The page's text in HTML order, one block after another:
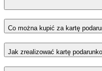
Co można kupić za kartę
Jak zrealizować kartę